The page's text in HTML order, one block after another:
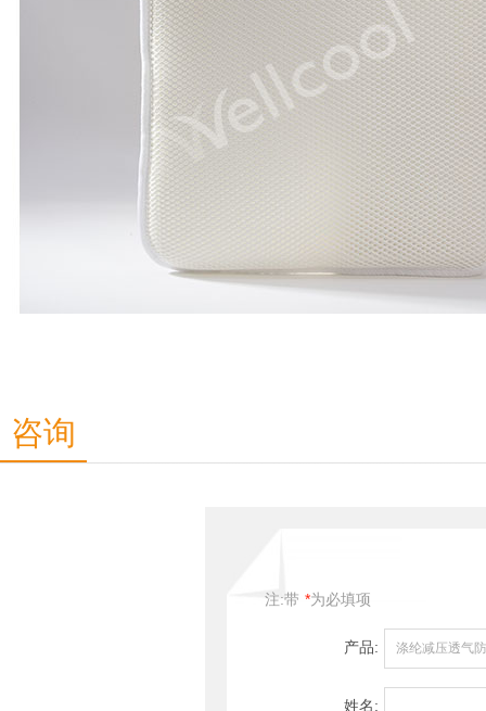
咨询
注:带 *为必填项
产品:
姓名: